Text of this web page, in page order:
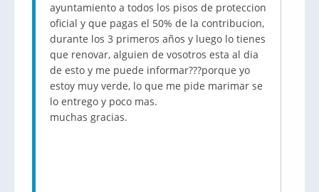
ayuntamiento a todos los pisos de proteccion
oficial y que pagas el 50% de la contribucion,
durante los 3 primeros años y luego lo tienes
que renovar, alguien de vosotros esta al dia
de esto y me puede informar???porque yo
estoy muy verde, lo que me pide marimar se
lo entrego y poco mas.
muchas gracias.